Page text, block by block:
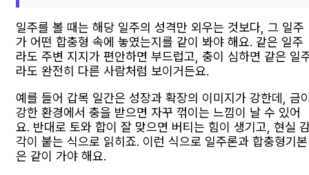
일주를 볼 때는 해당 일주의 성격만 외우는 것보다, 그 일주
가 어떤 합충형 속에 놓였는지를 같이 봐야 해요. 같은 일주
라도 주변 지지가 편안하면 부드럽고, 충이 심하면 같은 일
라도 완전히 다른 사람처럼 보이거든요.
예를 들어 갑목 일간은 성장과 확장의 이미지가 강한데, 금
강한 환경에서 충을 받으면 자꾸 꺾이는 느낌이 날 수 있어
요. 반대로 토와 합이 잘 맞으면 버티는 힘이 생기고, 현실
각이 붙는 식으로 읽히죠. 이런 식으로 일주론과 합충형기본
은 같이 가야 해요.